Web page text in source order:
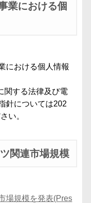
業における個
における個人情報
関する法律及び電
針については202
い。
関連市場規模
場規模を発表(Pres